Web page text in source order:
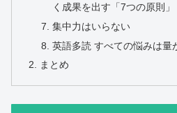
く成果を出す「7つの原則」
集中力はいらない
英語多読 すべての悩みは量
まとめ